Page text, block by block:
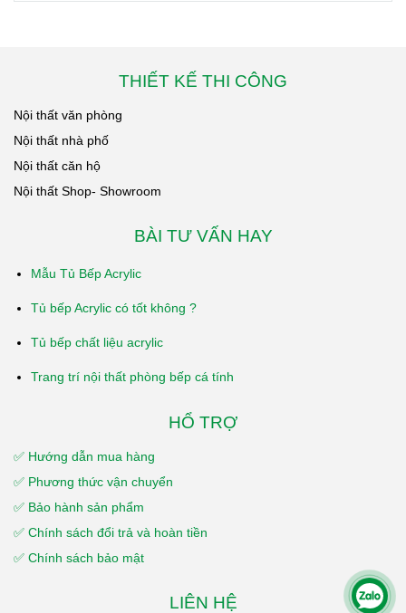
hàng theo đúng
quy định của
công ty.
nhiều công trình
THIẾT KẾ THI CÔNG
Nội thất văn phòng
Nội thất nhà phố
Nội thất căn hộ
Nội thất Shop- Showroom
BÀI TƯ VẤN HAY
Mẫu Tủ Bếp Acrylic
Tủ bếp Acrylic có tốt không ?
Tủ bếp chất liệu acrylic
Trang trí nội thất phòng bếp cá tính
HỔ TRỢ
✅ Hướng dẫn mua hàng
✅ Phương thức vận chuyển
✅ Bảo hành sản phẩm
✅ Chính sách đổi trả và hoàn tiền
✅ Chính sách bảo mật
LIÊN HỆ